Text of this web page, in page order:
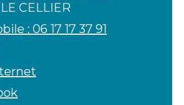
CELLIER
: 06 17 17 37 91